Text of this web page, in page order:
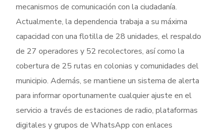
mecanismos de comunicación con la ciudadanía.
Actualmente, la dependencia trabaja a su máxima
capacidad con una flotilla de 28 unidades, el respaldo
de 27 operadores y 52 recolectores, así como la
cobertura de 25 rutas en colonias y comunidades del
municipio. Además, se mantiene un sistema de alerta
para informar oportunamente cualquier ajuste en el
servicio a través de estaciones de radio, plataformas
digitales y grupos de WhatsApp con enlaces